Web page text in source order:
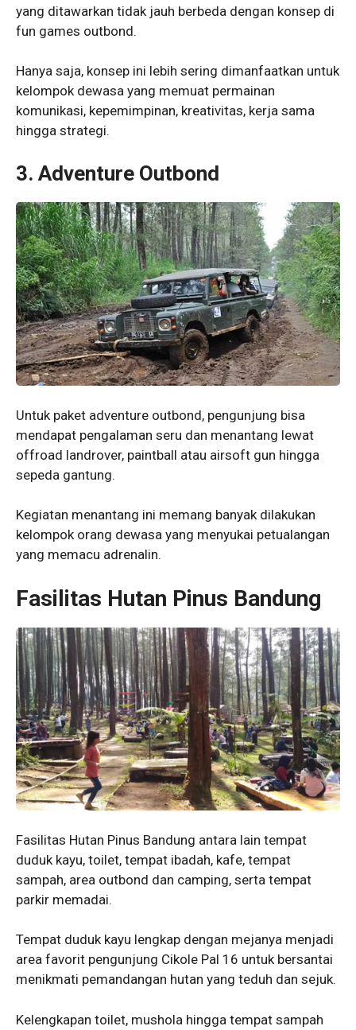
yang ditawarkan tidak jauh berbeda dengan konsep di
fun games outbond.
Hanya saja, konsep ini lebih sering dimanfaatkan untuk
kelompok dewasa yang memuat permainan
komunikasi, kepemimpinan, kreativitas, kerja sama
hingga strategi.
3. Adventure Outbond
Untuk paket adventure outbond, pengunjung bisa
mendapat pengalaman seru dan menantang lewat
offroad landrover, paintball atau airsoft gun hingga
sepeda gantung.
Kegiatan menantang ini memang banyak dilakukan
kelompok orang dewasa yang menyukai petualangan
yang memacu adrenalin.
Fasilitas Hutan Pinus Bandung
Fasilitas Hutan Pinus Bandung antara lain tempat
duduk kayu, toilet, tempat ibadah, kafe, tempat
sampah, area outbond dan camping, serta tempat
parkir memadai.
Tempat duduk kayu lengkap dengan mejanya menjadi
area favorit pengunjung Cikole Pal 16 untuk bersantai
menikmati pemandangan hutan yang teduh dan sejuk.
Kelengkapan toilet, mushola hingga tempat sampah